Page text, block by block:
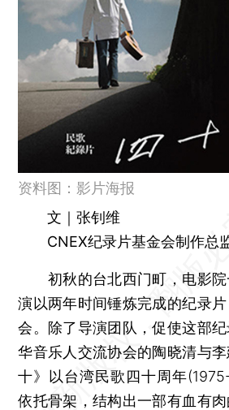
资料图：影片海报
文｜张钊维
CNEX纪录片基金会制作总
初秋的台北西门町，电影院
演以两年时间锤炼完成的纪录
会。除了导演团队，促使这部
华音乐人交流协会的陶晓清与
十》以台湾民歌四十周年
依托骨架，结构出一部有血有肉